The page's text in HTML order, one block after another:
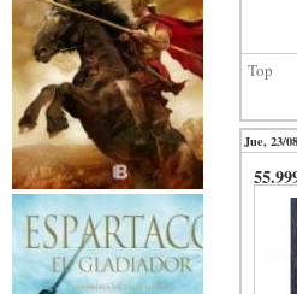
Top
Jue, 23/